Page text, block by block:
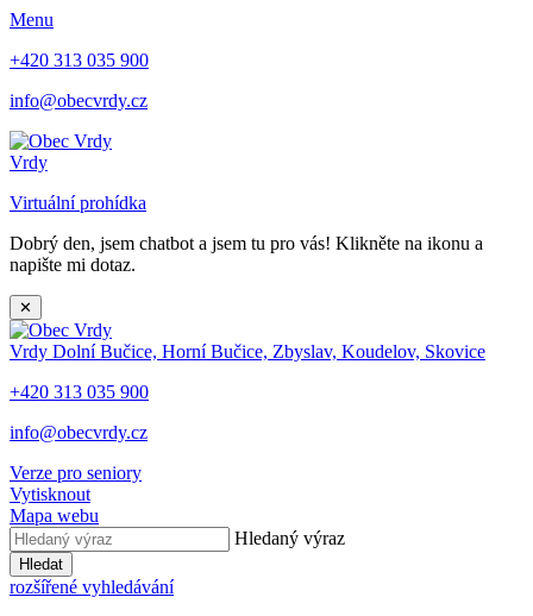
Menu
+420 313 035 900
info@obecvrdy.cz
Vrdy
Virtuální prohídka
Dobrý den, jsem chatbot a jsem tu pro vás! Klikněte na ikonu a
napište mi dotaz.
✕
Vrdy Dolní Bučice, Horní Bučice, Zbyslav, Koudelov, Skovice
+420 313 035 900
info@obecvrdy.cz
Verze pro seniory
Vytisknout
Mapa webu
Hledaný výraz
Hledat
rozšířené vyhledávání